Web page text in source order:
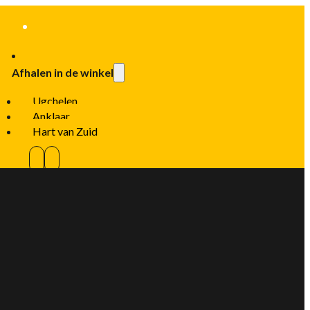
Afhalen in de winkel
Ugchelen
Anklaar
Hart van Zuid